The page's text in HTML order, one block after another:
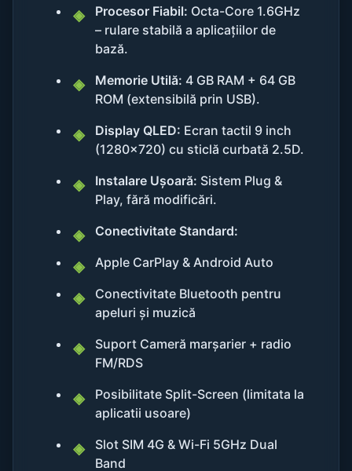
Procesor Fiabil: Octa-Core 1.6GHz
– rulare stabilă a aplicațiilor de
bază.
Memorie Utilă: 4 GB RAM + 64 GB
ROM (extensibilă prin USB).
Display QLED: Ecran tactil 9 inch
(1280x720) cu sticlă curbată 2.5D.
Instalare Ușoară: Sistem Plug &
Play, fără modificări.
Conectivitate Standard:
Apple CarPlay & Android Auto
Conectivitate Bluetooth pentru
apeluri și muzică
Suport Cameră marșarier + radio
FM/RDS
Posibilitate Split-Screen (limitata la
aplicatii usoare)
Slot SIM 4G & Wi-Fi 5GHz Dual
Band